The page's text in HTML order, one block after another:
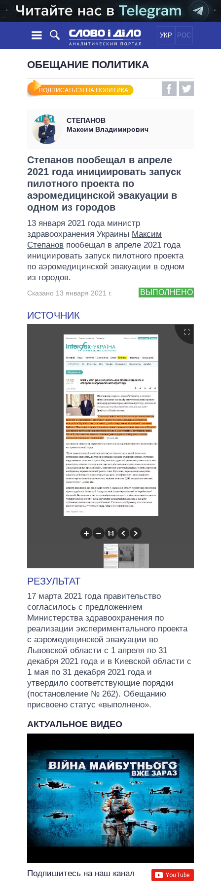
УКР РОС
НОВОСТИ
ЛЕНТА
СОБЫТИЯ
СТАТЬИ
МНЕНИЯ
ОБЗОРЫ
ДАЙДЖЕСТЫ
ПОЛИТИКА
ЭКОНОМИКА
МИР
ОБЕЩАНИЯ
ВСЕ ПОЛИТИКИ
ПРЕЗИДЕНТ И ОФИС
ВЕРХОВНАЯ РАДА
КАБИНЕТ МИНИСТРОВ
ГЛАВЫ ОБЛАДМИНИСТРАЦИЙ
МЭРЫ
ВСЕ ПЕРСОНЫ
ИНФОГРАФИКА
ПОДДЕРЖАТЬ
СРАВНЕНИЕ ПОЛИТИКОВ
ОБЕЩАНИЕ ПОЛИТИКА
ПОДПИСАТЬСЯ НА ПОЛИТИКА
СТЕПАНОВ
Максим Владимирович
Степанов пообещал в апреле
2021 года инициировать запуск
пилотного проекта по
аэромедицинской эвакуации в
одном из городов
13 января 2021 года министр
здравоохранения Украины Максим
Степанов пообещал в апреле 2021 года
инициировать запуск пилотного проекта
по аэромедицинской эвакуации в одном
из городов.
ВЫПОЛНЕНО
Сказано 13 января 2021 г.
ИСТОЧНИК
РЕЗУЛЬТАТ
17 марта 2021 года правительство
согласилось с предложением
Министерства здравоохранения по
реализации экспериментального проекта
с аэромедицинской эвакуации во
Львовской области с 1 апреля по 31
декабря 2021 года и в Киевской области с
1 мая по 31 декабря 2021 года и
утвердило соответствующие порядки
(постановление № 262). Обещанию
присвоено статус «выполнено».
АКТУАЛЬНОЕ ВИДЕО
Подпишитесь на наш канал